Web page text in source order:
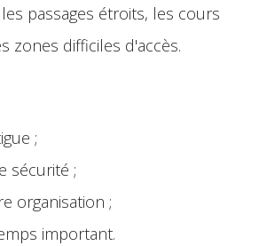
passages étroits, les cours
zones difficiles d'accès.
;
sécurité ;
organisation ;
important.